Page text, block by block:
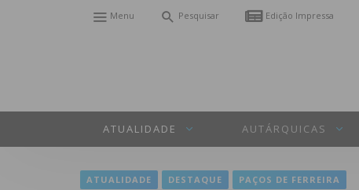
Menu Pesquisar Edição Impressa
ATUALIDADE AUTÁRQUICAS
ATUALIDADE DESTAQUE PAÇOS DE FERREIRA